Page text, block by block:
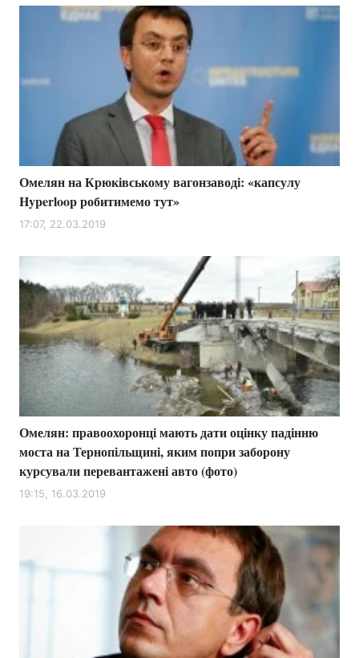
Омелян на Крюківському вагонзаводі: «капсулу
Hyperloop робитимемо тут»
17:07, 22.03.2019
Омелян: правоохоронці мають дати оцінку падінню
моста на Тернопільщині, яким попри заборону
курсували перевантажені авто (фото)
19:15, 16.03.2019